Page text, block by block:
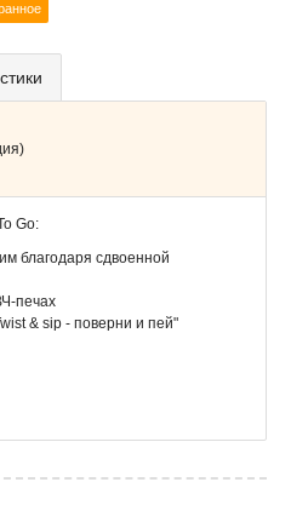
Go:
благодаря сдвоенной
печах
& sip - поверни и пей"